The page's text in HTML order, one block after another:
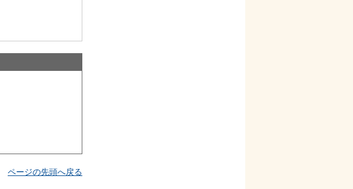
ページの先頭へ戻る